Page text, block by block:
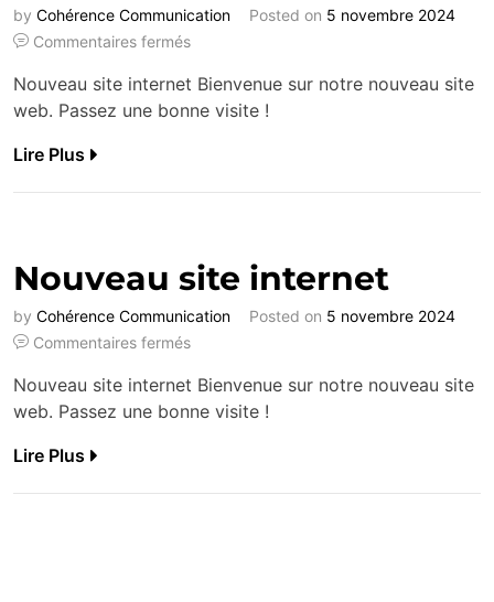
by Cohérence Communication Posted on 5 novembre 2024
Commentaires fermés
Nouveau site internet Bienvenue sur notre nouveau site
web. Passez une bonne visite !
Lire Plus
Nouveau site internet
by Cohérence Communication Posted on 5 novembre 2024
Commentaires fermés
Nouveau site internet Bienvenue sur notre nouveau site
web. Passez une bonne visite !
Lire Plus